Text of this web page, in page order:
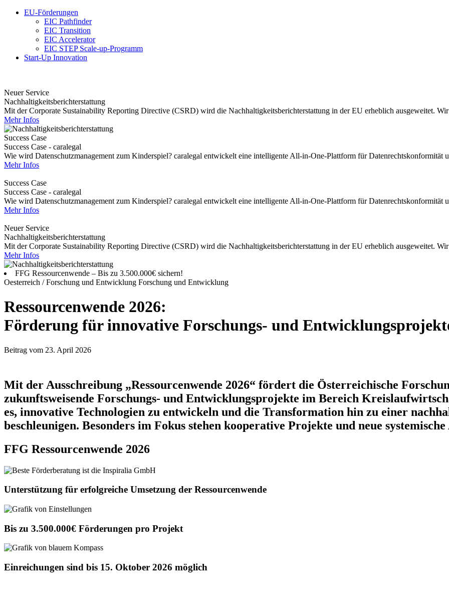
EU-Förderungen
EIC Pathfinder
EIC Transition
EIC Accelerator
EIC STEP Scale-up-Programm
Start-Up Innovation
Neuer Service
Nachhaltigkeitsberichterstattung
Mit der Corporate Sustainability Reporting Directive (CSRD) wird die Nachhaltigkeitsberichterstattung in der EU erheblich ausgeweitet.
Mehr Infos
Success Case
Success Case - caralegal
Wie wird Datenschutzmanagement zum Kinderspiel? caralegal entwickelt eine intelligente All-in-One-Plattform für Datenrechtskonformität
Mehr Infos
Success Case
Success Case - caralegal
Wie wird Datenschutzmanagement zum Kinderspiel? caralegal entwickelt eine intelligente All-in-One-Plattform für Datenrechtskonformität
Mehr Infos
Neuer Service
Nachhaltigkeitsberichterstattung
Mit der Corporate Sustainability Reporting Directive (CSRD) wird die Nachhaltigkeitsberichterstattung in der EU erheblich ausgeweitet.
Mehr Infos
FFG Ressourcenwende – Bis zu 3.500.000€ sichern!
Oesterreich / Forschung und Entwicklung Forschung und Entwicklung
Ressourcenwende 2026:
Förderung für innovative Forschungs- und
Beitrag vom 23. April 2026
Mit der Ausschreibung „Ressourcenwende 2026“ fördert die Österreichische
zukunftsweisende Forschungs- und Entwicklungsprojekte im Bereich
es, innovative Technologien zu entwickeln und die Transformation hin zu einer
beschleunigen. Besonders im Fokus stehen kooperative Projekte und neue systemische
FFG Ressourcenwende 2026
Unterstützung für erfolgreiche Umsetzung der Ressourcenwende
Bis zu 3.500.000€ Förderungen pro Projekt
Einreichungen sind bis 15. Oktober 2026 möglich